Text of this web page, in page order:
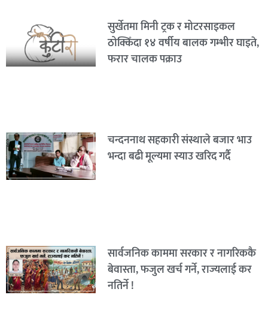
सुर्खेतमा मिनी ट्रक र मोटरसाइकल
ठोक्किँदा १४ वर्षीय बालक गम्भीर घाइते,
फरार चालक पक्राउ
चन्दननाथ सहकारी संस्थाले बजार भाउ
भन्दा बढी मूल्यमा स्याउ खरिद गर्दै
सार्वजनिक काममा सरकार र नागरिककै
बेवास्ता, फजुल खर्च गर्ने, राज्यलाई कर
नतिर्ने !